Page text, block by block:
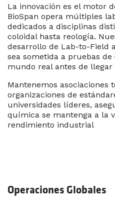
La innovación es el motor
BioSpan opera múltiples
dedicados a disciplinas
coloidal hasta reología.
desarrollo de Lab-to-Field
sea sometida a pruebas
mundo real antes de llegar
Mantenemos asociaciones
organizaciones de
universidades líderes,
química se mantenga a la
rendimiento industrial
Operaciones Globales